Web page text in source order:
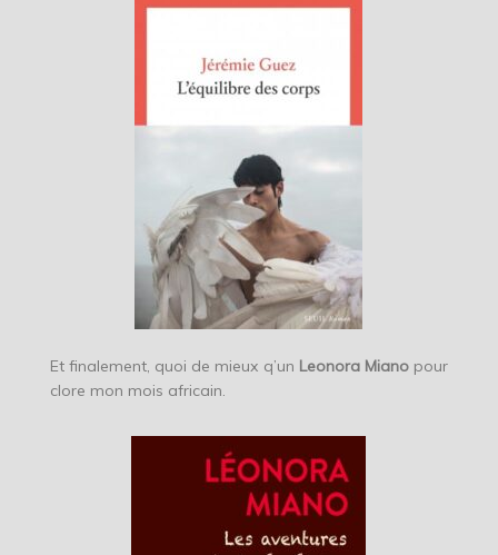
Et finalement, quoi de mieux q’un Leonora Miano pour
clore mon mois africain.